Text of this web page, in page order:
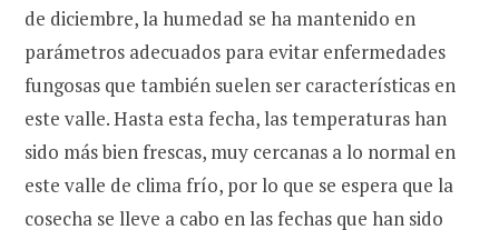
de diciembre, la humedad se ha mantenido en
parámetros adecuados para evitar enfermedades
fungosas que también suelen ser características en
este valle. Hasta esta fecha, las temperaturas han
sido más bien frescas, muy cercanas a lo normal en
este valle de clima frío, por lo que se espera que la
cosecha se lleve a cabo en las fechas que han sido